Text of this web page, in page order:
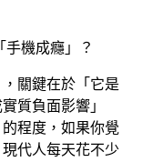
機成癮」？
關鍵在於「它是
質負面影響」
程度，如果你覺
代人每天花不少